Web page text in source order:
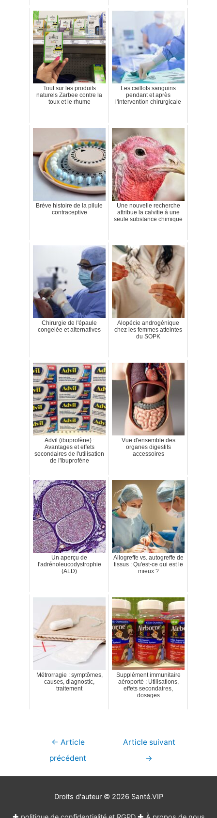
Tout sur les produits
naturels Zarbee contre la
toux et le rhume
Les caillots sanguins
pendant et après
l'intervention chirurgicale
Brève histoire de la pilule
contraceptive
Une nouvelle recherche
attribue la calvitie à une
seule substance chimique
Chirurgie de l'épaule
congelée et alternatives
Alopécie androgénique
chez les femmes atteintes
du SOPK
Advil (ibuprofène) :
Avantages et effets
secondaires de l'utilisation
de l'ibuprofène
Vue d'ensemble des
organes digestifs
accessoires
Un aperçu de
l'adrénoleucodystrophie
(ALD)
Allogreffe vs. autogreffe de
tissus : Qu'est-ce qui est le
mieux ?
Métrorragie : symptômes,
causes, diagnostic,
traitement
Supplément immunitaire
aéroporté : Utilisations,
effets secondaires,
dosages
Navigation
← Article
précédent
Article suivant
→
Droits d'auteur © 2026 Santé.VIP